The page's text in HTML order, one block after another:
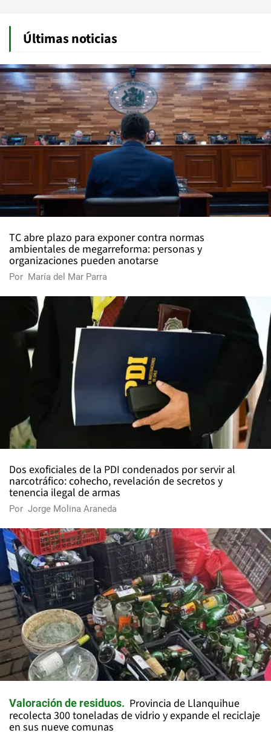
Últimas noticias
TC abre plazo para exponer contra normas
ambientales de megarreforma: personas y
organizaciones pueden anotarse
Por María del Mar Parra
Dos exoficiales de la PDI condenados por servir al
narcotráfico: cohecho, revelación de secretos y
tenencia ilegal de armas
Por Jorge Molina Araneda
Valoración de residuos
Provincia de Llanquihue
recolecta 300 toneladas de vidrio y expande el reciclaje
en sus nueve comunas